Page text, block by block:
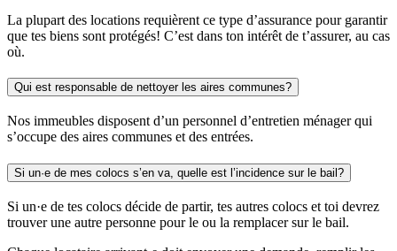
La plupart des locations requièrent ce type d’assurance pour garantir
que tes biens sont protégés! C’est dans ton intérêt de t’assurer, au cas
où.
Qui est responsable de nettoyer les aires communes?
Nos immeubles disposent d’un personnel d’entretien ménager qui
s’occupe des aires communes et des entrées.
Si un·e de mes colocs s’en va, quelle est l’incidence sur le bail?
Si un·e de tes colocs décide de partir, tes autres colocs et toi devrez
trouver une autre personne pour le ou la remplacer sur le bail.